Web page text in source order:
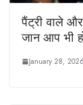
पैंट्री वाले
जान आप भी
January 28, 2026